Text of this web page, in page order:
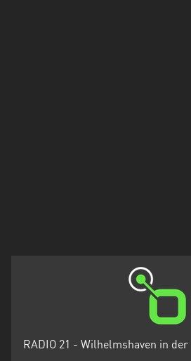
RADIO 21 - Wilhelmshaven in der